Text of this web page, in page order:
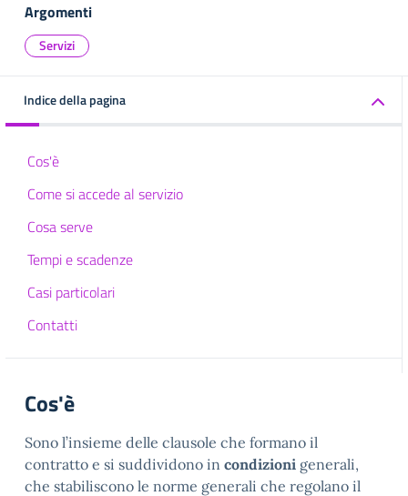
Argomenti
Servizi
Indice della pagina
Cos'è
Come si accede al servizio
Cosa serve
Tempi e scadenze
Casi particolari
Contatti
Cos'è
Sono l’insieme delle clausole che formano il
contratto e si suddividono in condizioni generali,
che stabiliscono le norme generali che regolano il